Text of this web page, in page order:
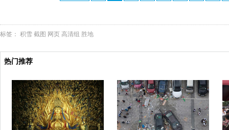
标签： 积雪 截图 网页 高清组 胜地
热门推荐